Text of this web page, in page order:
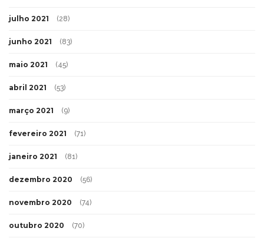
julho 2021 (28)
junho 2021 (83)
maio 2021 (45)
abril 2021 (53)
março 2021 (9)
fevereiro 2021 (71)
janeiro 2021 (81)
dezembro 2020 (56)
novembro 2020 (74)
outubro 2020 (70)